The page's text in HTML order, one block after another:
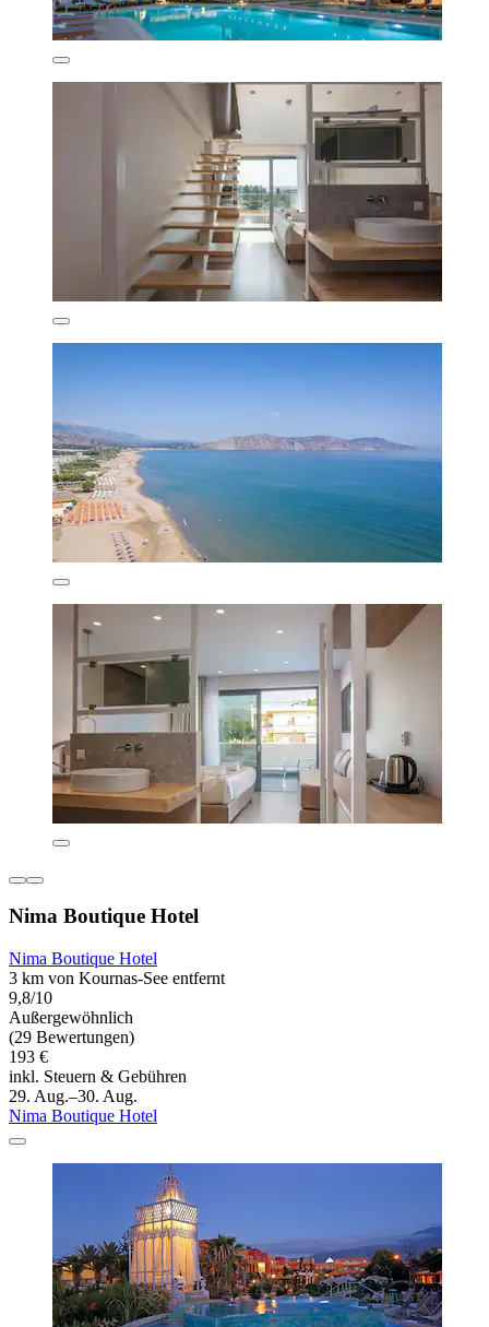
Nima Boutique Hotel
Nima Boutique Hotel
3 km von Kournas-See entfernt
9,8/10
Außergewöhnlich
(29 Bewertungen)
193 €
inkl. Steuern & Gebühren
29. Aug.–30. Aug.
Nima Boutique Hotel